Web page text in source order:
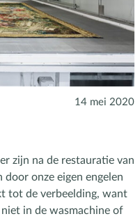
14 mei 2020
zijn na de restauratie van
onze eigen engelen
tot de verbeelding, want
in de wasmachine of